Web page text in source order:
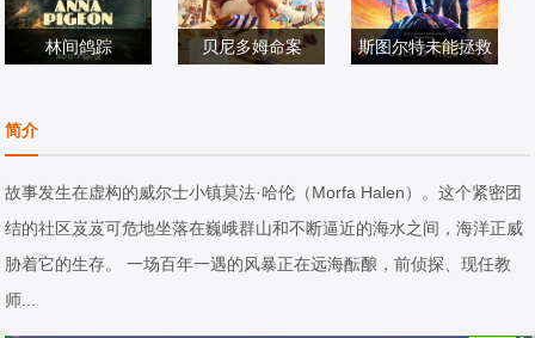
耶斯,安娜·奥斯奥
拉,苏茜·伊斯曼,Ja
orov,Vincent,Vau
ghan
林间鸽踪
斯,翠西亚·希弗,瑞
恩·诺斯柯特,库珀·
利维
欧美剧
2026/美国
贝尼多姆命案
翰·汉纳,伊娃·范·
德·古奇特,伊恩·克
宁汉,吉姆·英格利
氏,Samantha·Po
zo,阿里·哈迪曼,诺
2026/英国
斯图尔特未能拯救
莱恩·波塞恩,约翰·
罗斯·鲍伊,丁瑞奇,
乔什·布雷纳,凯文·
苏斯曼,路易斯·穆
赖特,阿蒂克斯·巴
2026/美国
简介
故事发生在虚构的威尔士小镇莫法·哈伦（Morfa Halen）。这个紧密团
结的社区岌岌可危地坐落在巍峨群山和不断逼近的海水之间，海洋正威
胁着它的生存。 一场百年一遇的风暴正在远海酝酿，前侦探、现任教
师...